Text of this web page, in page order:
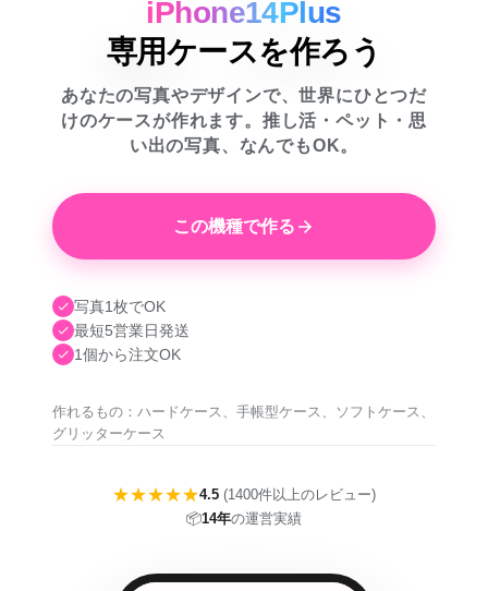
iPhone14Plus
専用ケースを作ろう
あなたの写真やデザインで、世界にひとつだ
けのケースが作れます。推し活・ペット・思
い出の写真、なんでもOK。
この機種で作る
写真1枚でOK
最短5営業日発送
1個から注文OK
作れるもの：ハードケース、手帳型ケース、ソフトケース、
グリッターケース
★★★★★4.5 (1400件以上のレビュー)
📦14年の運営実績